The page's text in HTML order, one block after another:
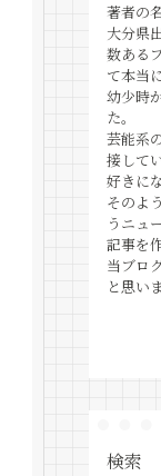
著者の
大分県
数ある
て本当
幼少時
た。
芸能系
接して
好きに
そのよ
うニュ
記事を
当ブロ
と思い
検索